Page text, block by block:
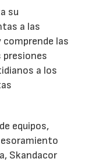
su
a las
las
presiones
a los
equipos,
Skandacor